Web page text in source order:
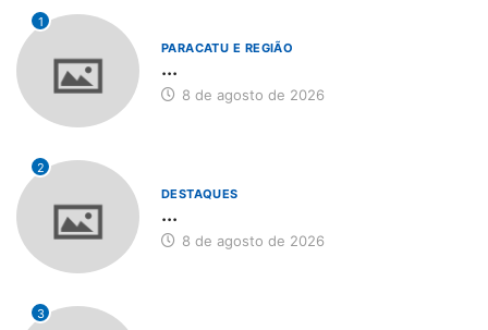
1
PARACATU E REGIÃO
...
8 de agosto de 2026
2
DESTAQUES
...
8 de agosto de 2026
3